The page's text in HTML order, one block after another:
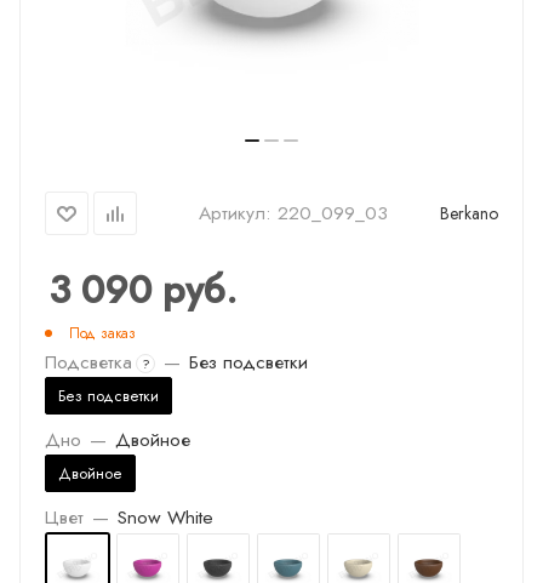
Артикул: 220_099_03 Berkano
3 090руб.
Под заказ
Подсветка ? — Без подсветки
Без подсветки
Дно — Двойное
Двойное
Цвет — Snow White